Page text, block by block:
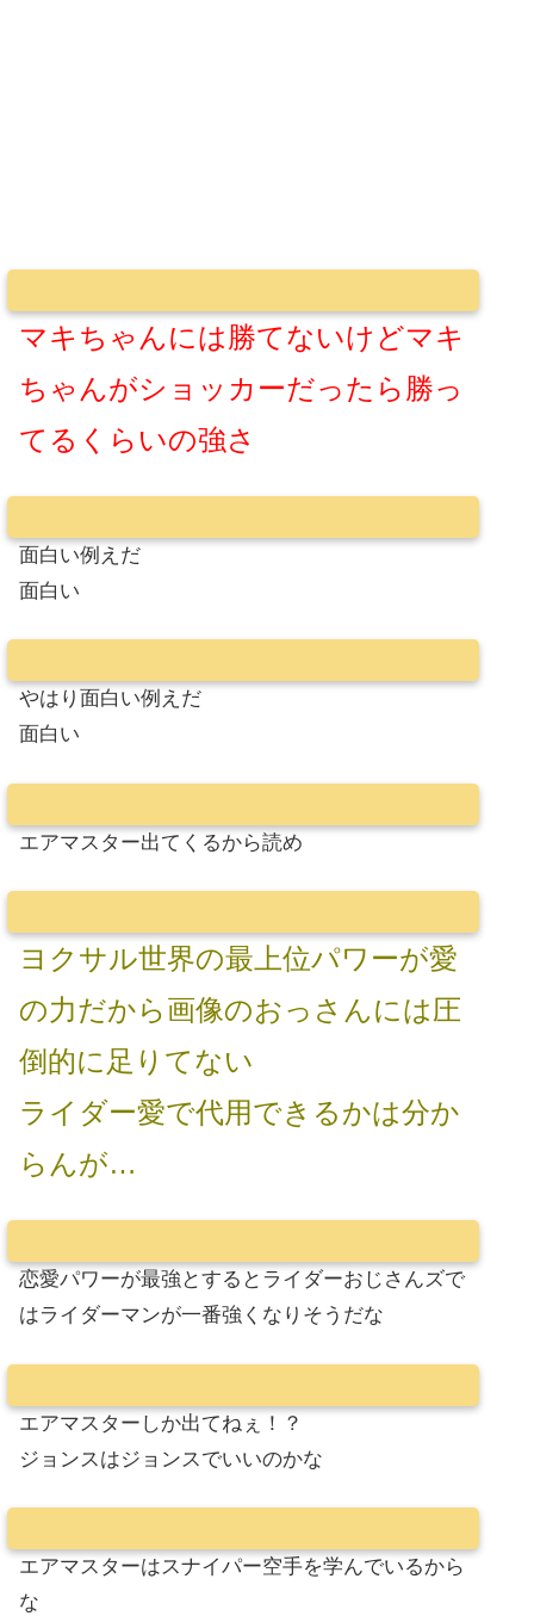
マキちゃんには勝てないけどマキ
ちゃんがショッカーだったら勝っ
てるくらいの強さ
面白い例えだ
面白い
やはり​面​白​い​例​え​だ​
​面​白​い​
エアマスター出てくるから読め
ヨクサル世界の最上位パワーが愛
の力だから画像のおっさんには圧
倒的に足りてない
ライダー愛で代用できるかは分か
らんが…
恋愛パワーが最強とするとライダーおじさんズで
はライダーマンが一番強くなりそうだな
エアマスターしか出てねぇ！？
ジョンスはジョンスでいいのかな
エアマスターはスナイパー空手を学んでいるから
な